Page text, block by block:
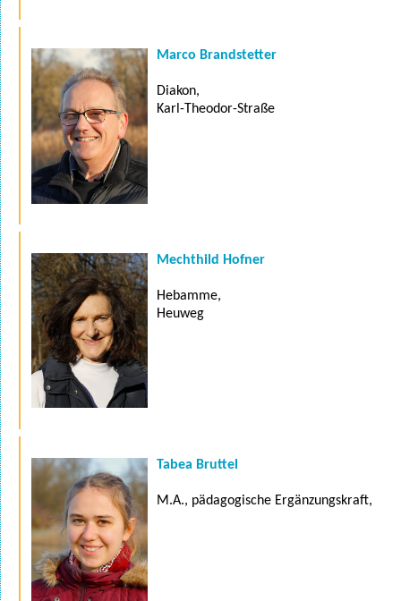
Marco Brandstetter
Diakon,
Karl-Theodor-Straße
Mechthild Hofner
Hebamme,
Heuweg
Tabea Bruttel
M.A., pädagogische Ergänzungskraft,